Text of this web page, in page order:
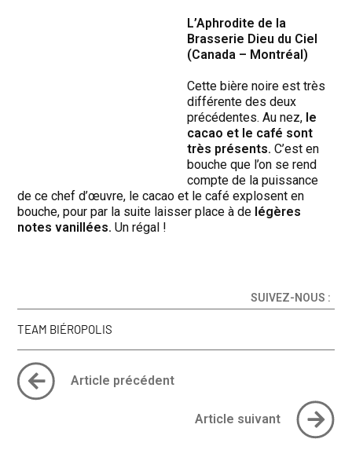
L’Aphrodite de la
Brasserie Dieu du Ciel
(Canada – Montréal)
Cette bière noire est très
différente des deux
précédentes. Au nez, le
cacao et le café sont
très présents. C’est en
bouche que l’on se rend
compte de la puissance
de ce chef d’œuvre, le cacao et le café explosent en
bouche, pour par la suite laisser place à de légères
notes vanillées. Un régal !
SUIVEZ-NOUS :
TEAM BIÉROPOLIS
Article précédent
Article suivant